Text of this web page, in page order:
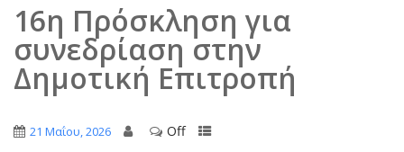
16η Πρόσκληση για
συνεδρίαση στην
Δημοτική Επιτροπή
21 Μαΐου, 2026 Off